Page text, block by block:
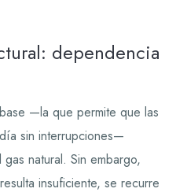
dependencia
—la que permite que las
sin interrupciones—
natural. Sin embargo,
insuficiente, se recurre